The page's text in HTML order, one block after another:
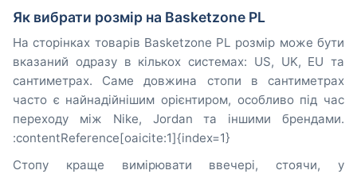
Як вибрати розмір на Basketzone PL
На сторінках товарів Basketzone PL розмір може бути
вказаний одразу в кількох системах: US, UK, EU та
сантиметрах. Саме довжина стопи в сантиметрах
часто є найнадійнішим орієнтиром, особливо під час
переходу між Nike, Jordan та іншими брендами.
:contentReference[oaicite:1]{index=1}
Стопу краще вимірювати ввечері, стоячи, у